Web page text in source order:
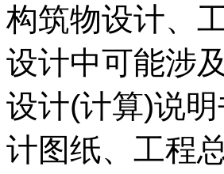
构筑物设计、
设计中可能涉
设计(计算)说
计图纸、工程